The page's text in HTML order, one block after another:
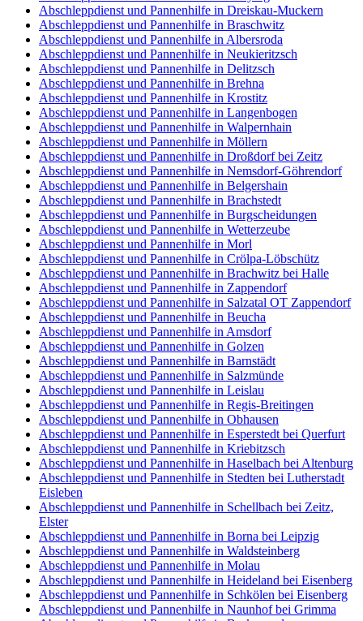
Abschleppdienst und Pannenhilfe in Dreiskau-Muckern
Abschleppdienst und Pannenhilfe in Braschwitz
Abschleppdienst und Pannenhilfe in Albersroda
Abschleppdienst und Pannenhilfe in Neukieritzsch
Abschleppdienst und Pannenhilfe in Delitzsch
Abschleppdienst und Pannenhilfe in Brehna
Abschleppdienst und Pannenhilfe in Krostitz
Abschleppdienst und Pannenhilfe in Langenbogen
Abschleppdienst und Pannenhilfe in Walpernhain
Abschleppdienst und Pannenhilfe in Möllern
Abschleppdienst und Pannenhilfe in Droßdorf bei Zeitz
Abschleppdienst und Pannenhilfe in Nemsdorf-Göhrendorf
Abschleppdienst und Pannenhilfe in Belgershain
Abschleppdienst und Pannenhilfe in Brachstedt
Abschleppdienst und Pannenhilfe in Burgscheidungen
Abschleppdienst und Pannenhilfe in Wetterzeube
Abschleppdienst und Pannenhilfe in Morl
Abschleppdienst und Pannenhilfe in Crölpa-Löbschütz
Abschleppdienst und Pannenhilfe in Brachwitz bei Halle
Abschleppdienst und Pannenhilfe in Zappendorf
Abschleppdienst und Pannenhilfe in Salzatal OT Zappendorf
Abschleppdienst und Pannenhilfe in Beucha
Abschleppdienst und Pannenhilfe in Amsdorf
Abschleppdienst und Pannenhilfe in Golzen
Abschleppdienst und Pannenhilfe in Barnstädt
Abschleppdienst und Pannenhilfe in Salzmünde
Abschleppdienst und Pannenhilfe in Leislau
Abschleppdienst und Pannenhilfe in Regis-Breitingen
Abschleppdienst und Pannenhilfe in Obhausen
Abschleppdienst und Pannenhilfe in Esperstedt bei Querfurt
Abschleppdienst und Pannenhilfe in Kriebitzsch
Abschleppdienst und Pannenhilfe in Haselbach bei Altenburg
Abschleppdienst und Pannenhilfe in Stedten bei Lutherstadt
Eisleben
Abschleppdienst und Pannenhilfe in Schellbach bei Zeitz,
Elster
Abschleppdienst und Pannenhilfe in Borna bei Leipzig
Abschleppdienst und Pannenhilfe in Waldsteinberg
Abschleppdienst und Pannenhilfe in Molau
Abschleppdienst und Pannenhilfe in Heideland bei Eisenberg
Abschleppdienst und Pannenhilfe in Schkölen bei Eisenberg
Abschleppdienst und Pannenhilfe in Naunhof bei Grimma